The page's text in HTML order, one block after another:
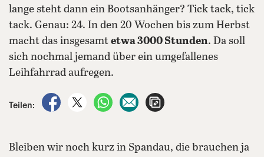
lange steht dann ein Bootsanhänger? Tick tack, tick
tack. Genau: 24. In den 20 Wochen bis zum Herbst
macht das insgesamt etwa 3000 Stunden. Da soll
sich nochmal jemand über ein umgefallenes
Leihfahrrad aufregen.
Teilen:
auf Facebook teilen
auf X teilenper WhatsApp teilen
per E-Mail teilen
Bleiben wir noch kurz in Spandau, die brauchen ja